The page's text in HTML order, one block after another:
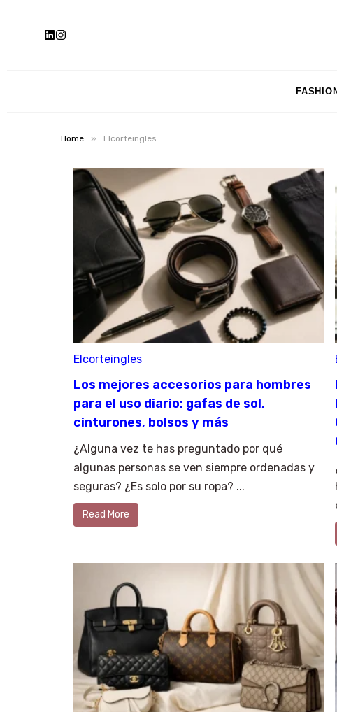
FASHION
Home » Elcorteingles
Elcorteingles
Los mejores accesorios para hombres
para el uso diario: gafas de sol,
cinturones, bolsos y más
¿Alguna vez te has preguntado por qué
algunas personas se ven siempre ordenadas y
seguras? ¿Es solo por su ropa? ...
Read More